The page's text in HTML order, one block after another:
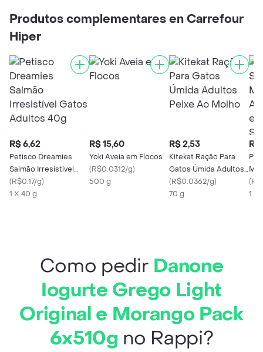
Produtos complementares en Carrefour
Hiper
R$ 6,62
Petisco Dreamies
Salmão Irresistível
Gatos Adultos 40g
(R$0.17/g)
1 X 40 g
R$ 15,60
Yoki Aveia em Flocos
(R$0.0312/g)
500 g
R$ 2,53
Kitekat Ração Para
Gatos Úmida Adultos
Peixe Ao Molho
(R$0.0362/g)
70 g
R$
(
1 X
Como pedir Danone
Iogurte Grego Light
Original e Morango Pack
6x510g no Rappi?